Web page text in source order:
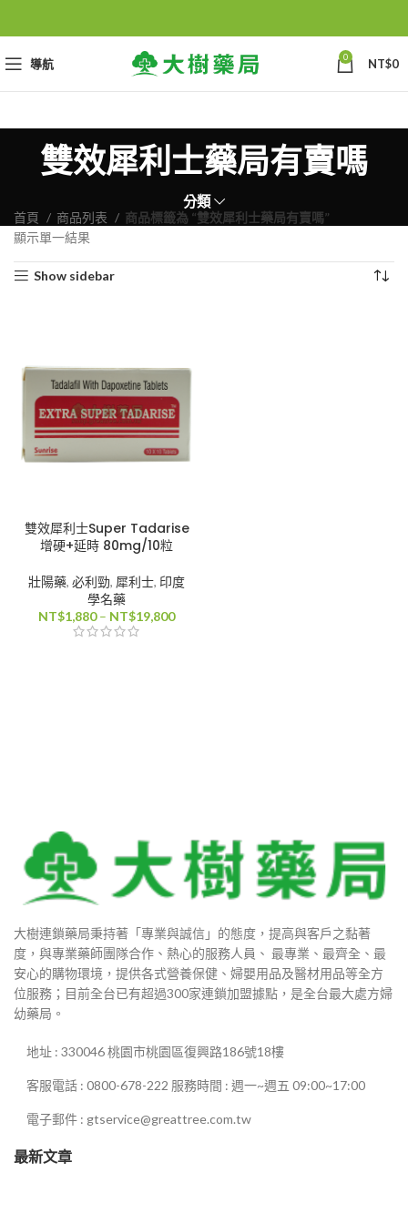
導航 0 NT$0
雙效犀利士藥局有賣嗎
分類
首頁 商品列表
商品標籤為 “雙效犀利士藥局有賣嗎”
顯示單一結果
Show sidebar
雙效犀利士Super Tadarise
增硬+延時 80mg/10粒
壯陽藥, 必利勁, 犀利士, 印度
學名藥
NT$1,880 – NT$19,800價
大樹連鎖藥局秉持著「專業與誠信」的態度，提高與客戶之黏著
度，與專業藥師團隊合作、熱心的服務人員、 最專業、最齊全、最
安心的購物環境，提供各式營養保健、婦嬰用品及醫材用品等全方
位服務；目前全台已有超過300家連鎖加盟據點，是全台最大處方婦
幼藥局。
地址 : 330046 桃園市桃園區復興路186號18樓
客服電話 : 0800-678-222 服務時間 : 週一~週五 09:00~17:00
電子郵件 : gtservice@greattree.com.tw
最新文章